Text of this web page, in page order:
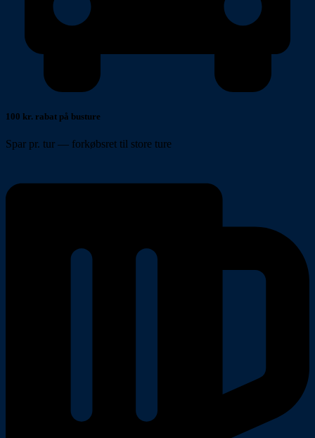
100 kr. rabat på busture
Spar pr. tur — forkøbsret til store ture